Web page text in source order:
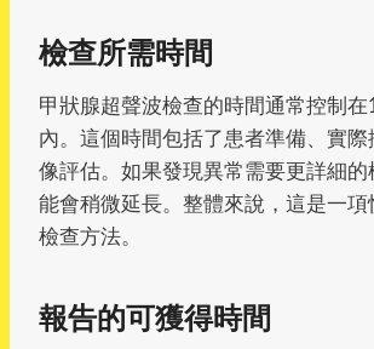
檢查所需時間
甲狀腺超聲波檢查的時間通常控制
內。這個時間包括了患者準備、實
像評估。如果發現異常需要更詳細
能會稍微延長。整體來說，這是一
檢查方法。
報告的可獲得時間